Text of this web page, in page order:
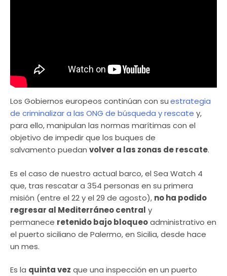
Los Gobiernos europeos continúan con suestrategia
de criminalizar a las ONG de búsqueda y rescate y,
para ello, manipulan las normas marítimas con el
objetivo de impedir que los buques de
salvamento puedan volver a las zonas de rescate.
Es el caso de nuestro actual barco, el Sea Watch 4
que, tras rescatar a 354 personas en su primera
misión (entre el 22 y el 29 de agosto), no ha podido
regresar al Mediterráneo central y
permanece retenido bajo bloqueoadministrativo en
el puerto siciliano de Palermo, en Sicilia, desde hace
un mes.
Es la quinta vez que una inspección en un puerto